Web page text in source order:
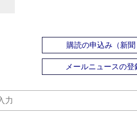
購読の申込み（新聞
メールニュースの登